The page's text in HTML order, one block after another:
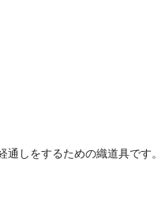
しをするための織道具です。